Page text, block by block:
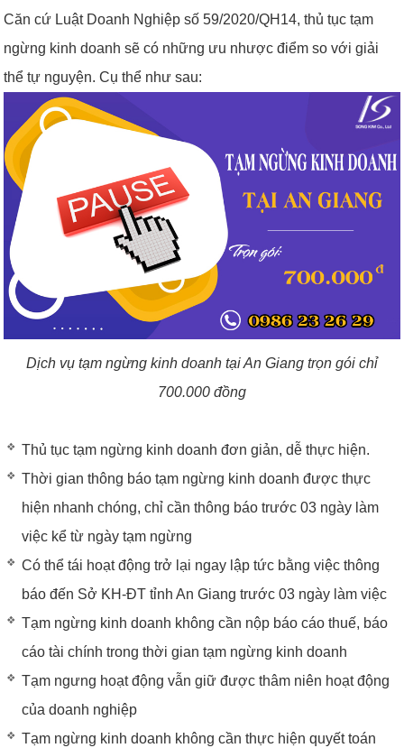
Căn cứ Luật Doanh Nghiệp số 59/2020/QH14, thủ tục tạm
ngừng kinh doanh sẽ có những ưu nhược điểm so với giải
thể tự nguyện. Cụ thể như sau:
Dịch vụ tạm ngừng kinh doanh tại An Giang trọn gói chỉ
700.000 đồng
Thủ tục tạm ngừng kinh doanh đơn giản, dễ thực hiện.
Thời gian thông báo tạm ngừng kinh doanh được thực
hiện nhanh chóng, chỉ cần thông báo trước 03 ngày làm
việc kể từ ngày tạm ngừng
Có thể tái hoạt động trở lại ngay lập tức bằng việc thông
báo đến Sở KH-ĐT tỉnh An Giang trước 03 ngày làm việc
Tạm ngừng kinh doanh không cần nộp báo cáo thuế, báo
cáo tài chính trong thời gian tạm ngừng kinh doanh
Tạm ngưng hoạt động vẫn giữ được thâm niên hoạt động
của doanh nghiệp
Tạm ngừng kinh doanh không cần thực hiện quyết toán